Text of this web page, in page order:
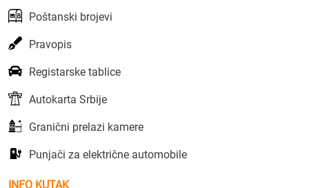
Poštanski brojevi
Pravopis
Registarske tablice
Autokarta Srbije
Granični prelazi kamere
Punjači za električne automobile
INFO KUTAK